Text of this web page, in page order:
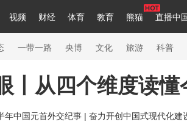
视频 财经 体育 教育 熊猫 直播中
中国领导人 央视快评 习式妙语 热解
节目单 听音 微视频 主持人 下载
English Монгол
一带一路 央博 文化 旅游 科普
录 纪录片网 国家大剧院 大型活动
丨从四个维度读
年中国元首外交纪事 | 奋力开创中国式现代化建